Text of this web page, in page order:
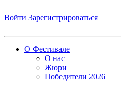
Войти Зарегистрироваться
О Фестивале
О нас
Жюри
Победители 2026